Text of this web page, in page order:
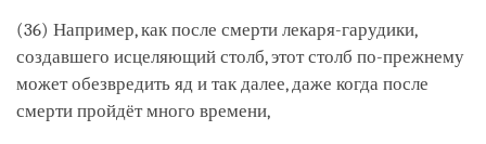
(36) Например, как после смерти лекаря-гарудики,
создавшего исцеляющий столб, этот столб по-прежнему
может обезвредить яд и так далее, даже когда после
смерти пройдёт много времени,